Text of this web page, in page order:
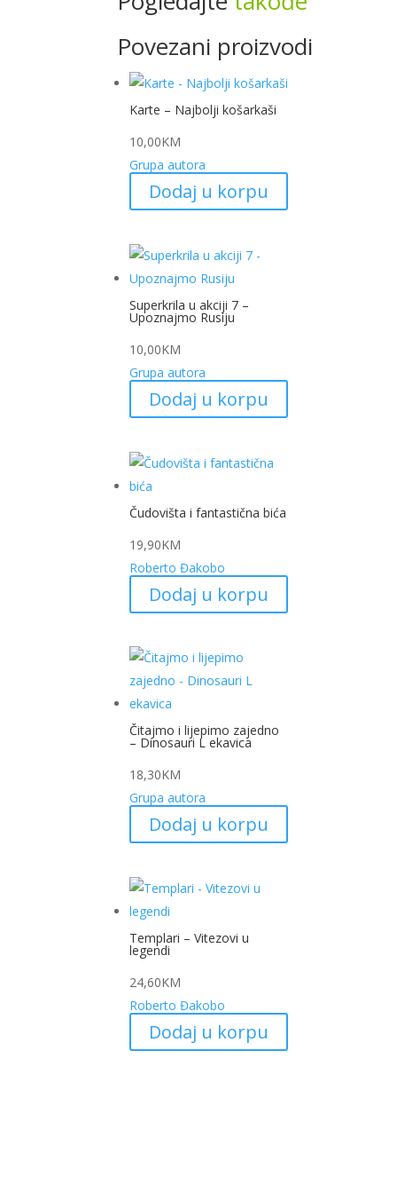
Povezani proizvodi
Karte – Najbolji košarkaši
10,00KM
Grupa autora
Dodaj u korpu
Superkrila u akciji 7 –
Upoznajmo Rusiju
10,00KM
Grupa autora
Dodaj u korpu
Čudovišta i fantastična bića
19,90KM
Roberto Đakobo
Dodaj u korpu
Čitajmo i lijepimo zajedno
– Dinosauri L ekavica
18,30KM
Grupa autora
Dodaj u korpu
Templari – Vitezovi u
legendi
24,60KM
Roberto Đakobo
Dodaj u korpu